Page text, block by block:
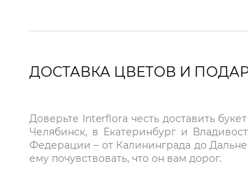
ДОСТАВКА ЦВЕТОВ И
Доверьте Interflora честь доставить
Челябинск, в Екатеринбург и
Федерации – от Калининграда до
ему почувствовать, что он вам дорог.